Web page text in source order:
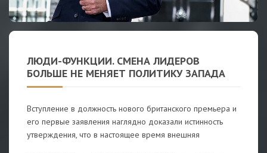
ЛЮДИ-ФУНКЦИИ. СМЕНА ЛИДЕРОВ
БОЛЬШЕ НЕ МЕНЯЕТ ПОЛИТИКУ ЗАПАДА
Вступление в должность нового британского премьера и
его первые заявления наглядно доказали истинность
утверждения, что в настоящее время внешняя